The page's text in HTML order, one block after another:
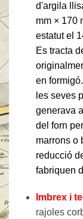
d'argila
mm × 170
estatut el
Es tracta
en
les seves
generava
del forn
marrons o
reducció
fabriquen
Imbrex i
rajoles